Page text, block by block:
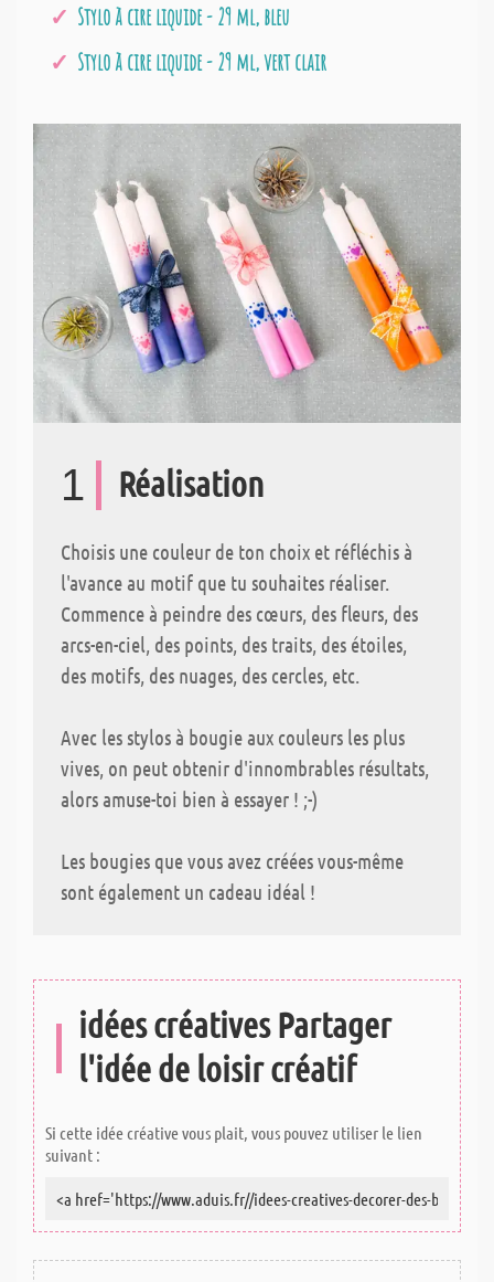
Stylo à cire liquide - 29 ml, bleu
Stylo à cire liquide - 29 ml, vert clair
1 Réalisation
Choisis une couleur de ton choix et réfléchis à
l'avance au motif que tu souhaites réaliser.
Commence à peindre des cœurs, des fleurs, des
arcs-en-ciel, des points, des traits, des étoiles,
des motifs, des nuages, des cercles, etc.
Avec les stylos à bougie aux couleurs les plus
vives, on peut obtenir d'innombrables résultats,
alors amuse-toi bien à essayer ! ;-)
Les bougies que vous avez créées vous-même
sont également un cadeau idéal !
idées créatives Partager
l'idée de loisir créatif
Si cette idée créative vous plait, vous pouvez utiliser le lien
suivant :